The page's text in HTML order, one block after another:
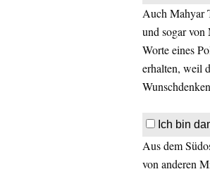
Auch Mahyar
und sogar
Worte eines
erhalten, weil
Ich bin
Aus dem
von anderen